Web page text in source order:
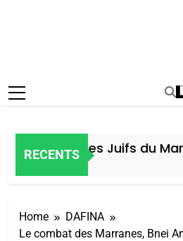
RECENTS
Histoire des Juifs du
Home
DAFINA
Le combat des Marranes, Bnei